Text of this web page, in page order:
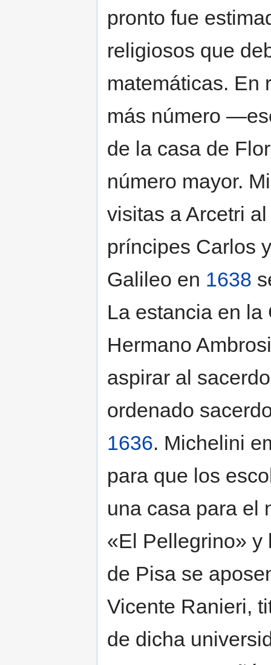
pronto fue
religiosos que
matemáticas. En
más número
de la casa de
número mayor.
visitas a Arcetri
príncipes Carlos
Galileo en 1638
La estancia en
Hermano
aspirar al
ordenado
1636. Michelini
para que los
una casa para el
«El Pellegrino» y
de Pisa se
Vicente Ranieri,
de dicha